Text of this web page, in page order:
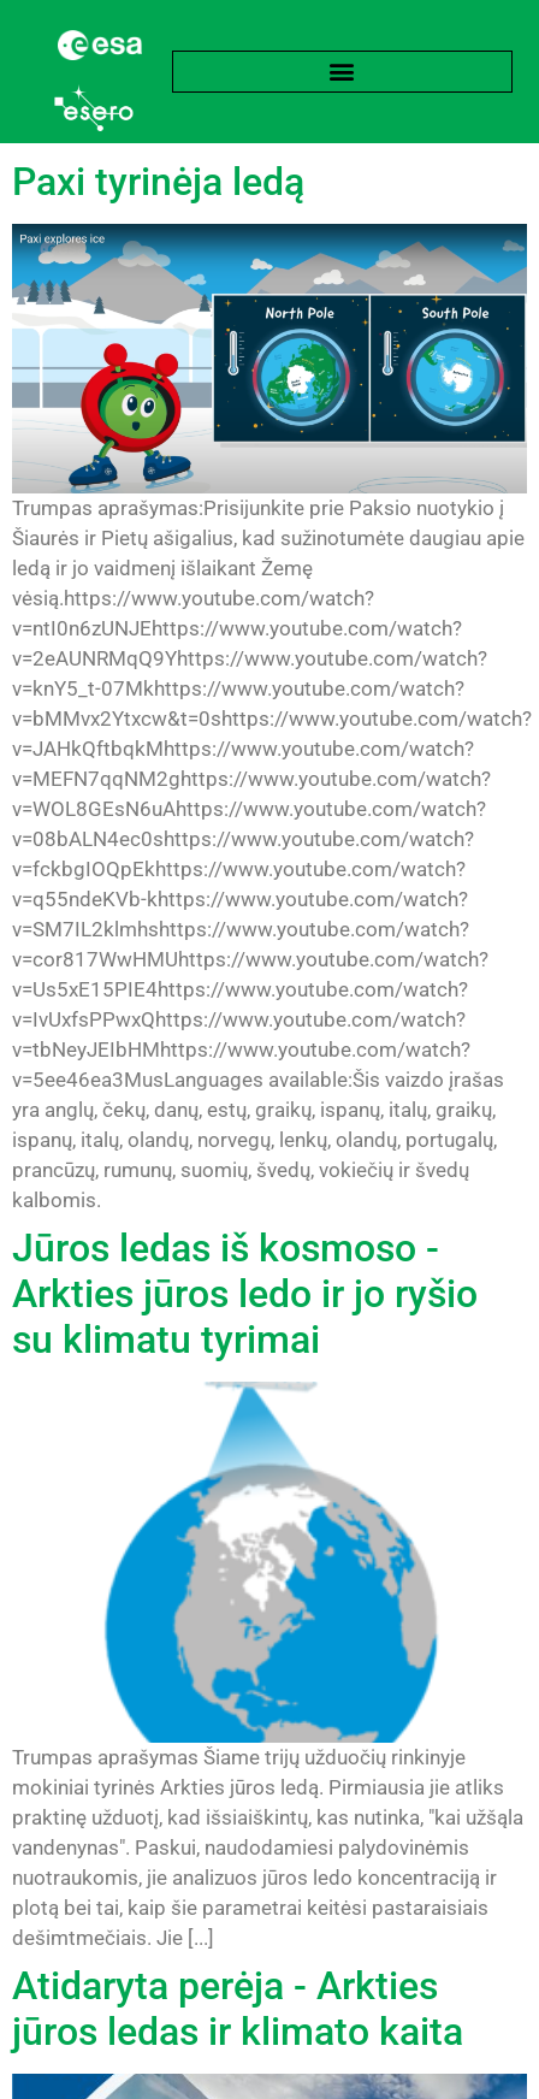
Žyma: Jūros ledas
Paxi tyrinėja ledą
Trumpas aprašymas:Prisijunkite prie Paksio nuotykio į
Šiaurės ir Pietų ašigalius, kad sužinotumėte daugiau apie
ledą ir jo vaidmenį išlaikant Žemę
vėsią.https://www.youtube.com/watch?
v=ntI0n6zUNJEhttps://www.youtube.com/watch?
v=2eAUNRMqQ9Yhttps://www.youtube.com/watch?
v=knY5_t-07Mkhttps://www.youtube.com/watch?
v=bMMvx2Ytxcw&t=0shttps://www.youtube.com/watch?
v=JAHkQftbqkMhttps://www.youtube.com/watch?
v=MEFN7qqNM2ghttps://www.youtube.com/watch?
v=WOL8GEsN6uAhttps://www.youtube.com/watch?
v=08bALN4ec0shttps://www.youtube.com/watch?
v=fckbgIOQpEkhttps://www.youtube.com/watch?
v=q55ndeKVb-khttps://www.youtube.com/watch?
v=SM7IL2klmhshttps://www.youtube.com/watch?
v=cor817WwHMUhttps://www.youtube.com/watch?
v=Us5xE15PIE4https://www.youtube.com/watch?
v=IvUxfsPPwxQhttps://www.youtube.com/watch?
v=tbNeyJEIbHMhttps://www.youtube.com/watch?
v=5ee46ea3MusLanguages available:Šis vaizdo įrašas
yra anglų, čekų, danų, estų, graikų, ispanų, italų, graikų,
ispanų, italų, olandų, norvegų, lenkų, olandų, portugalų,
prancūzų, rumunų, suomių, švedų, vokiečių ir švedų
kalbomis.
Jūros ledas iš kosmoso -
Arkties jūros ledo ir jo ryšio
su klimatu tyrimai
Trumpas aprašymas Šiame trijų užduočių rinkinyje
mokiniai tyrinės Arkties jūros ledą. Pirmiausia jie atliks
praktinę užduotį, kad išsiaiškintų, kas nutinka, "kai užšąla
vandenynas". Paskui, naudodamiesi palydovinėmis
nuotraukomis, jie analizuos jūros ledo koncentraciją ir
plotą bei tai, kaip šie parametrai keitėsi pastaraisiais
dešimtmečiais. Jie [...]
Atidaryta perėja - Arkties
jūros ledas ir klimato kaita